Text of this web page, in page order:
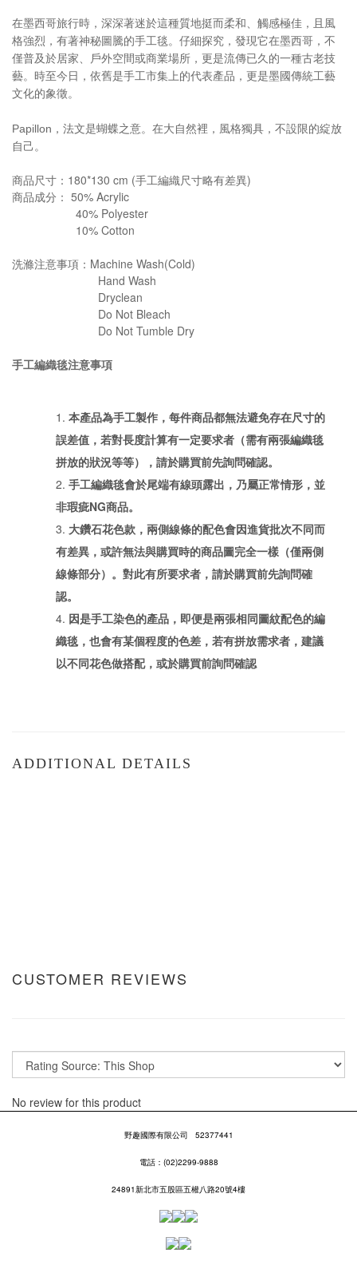
在墨西哥旅行時，深深著迷於這種質地挺而柔和、觸感極佳，且風
格強烈，有著神秘圖騰的手工毯。仔細探究，發現它在墨西哥，不
僅普及於居家、戶外空間或商業場所，更是流傳已久的一種古老技
藝。時至今日，依舊是手工市集上的代表產品，更是墨國傳統工藝
文化的象徵。
Papillon ，法文是蝴蝶之意。在大自然裡，風格獨具，不設限的綻放
自己。
商品尺寸：180*130 cm (手工編織尺寸略有差異)
商品成分： 50% Acrylic
40% Polyester
10% Cotton
洗滌注意事項：Machine Wash(Cold)
Hand Wash
Dryclean
Do Not Bleach
Do Not Tumble Dry
手工編織毯注意事項
本產品為手工製作，每件商品都無法避免存在尺寸的
誤差值，若對長度計算有一定要求者（需有兩張編織毯
拼放的狀況等等），請於購買前先詢問確認。
手工編織毯會於尾端有線頭露出，乃屬正常情形，並
非瑕疵NG商品。
大鑽石花色款，兩側線條的配色會因進貨批次不同而
有差異，或許無法與購買時的商品圖完全一樣（僅兩側
線條部分）。對此有所要求者，請於購買前先詢問確
認。
因是手工染色的產品，即便是兩張相同圖紋配色的編
織毯，也會有某個程度的色差，若有拼放需求者，建議
以不同花色做搭配，或於購買前詢問確認
ADDITIONAL DETAILS
CUSTOMER REVIEWS
No review for this product
野趣國際有限公司 52377441
電話：(02)2299-9888
24891新北市五股區五權八路20號4樓